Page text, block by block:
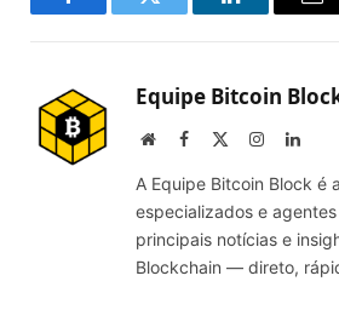
FacebookTwitter LinkedIn
Equipe Bitcoin
WebsiteFacebook Instagram
A Equipe Bitcoin Block é
especializados e
principais notícias e
Blockchain — direto,